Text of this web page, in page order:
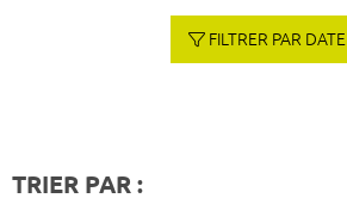
FILTRER PAR DATE
TRIER PAR :